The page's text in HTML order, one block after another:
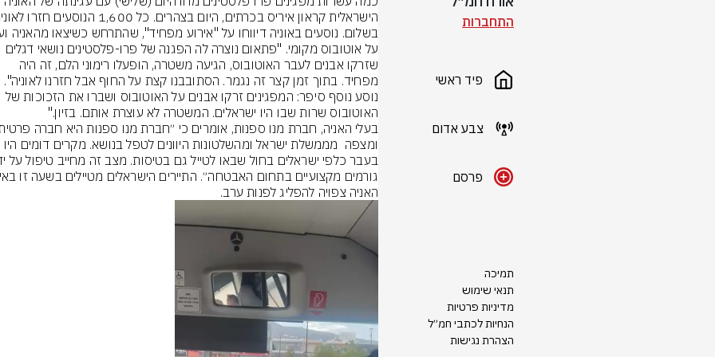
התחברות
פיד ראשי
צבע אדום
פרסם
תמיכה
תנאי שימוש
מדיניות פרטיות
הנחיות לכתבי חמ״ל
הצהרת נגישות
האוטובוס שרות שבו היו ישראלים. המשטרה לא עוצרת אותם. בזיון."
האניה צפויה להפליג לפנות ערב.